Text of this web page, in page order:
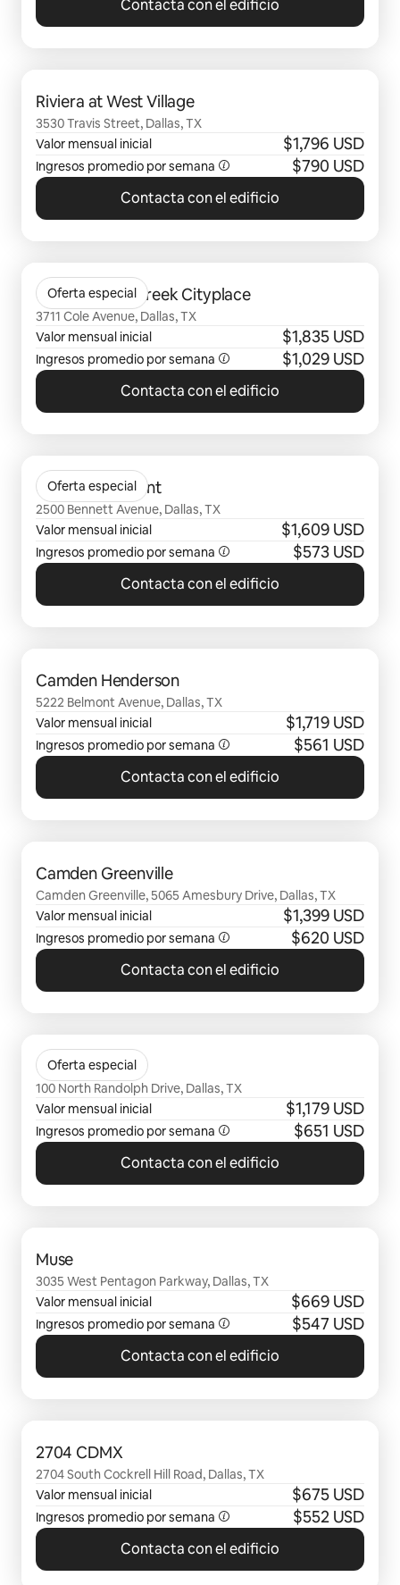
Contacta con el edificio
Riviera at West Village
3530 Travis Street, Dallas, TX
Valor mensual inicial
$1,796 USD
Ingresos promedio por semana $790 USD
Contacta con el edificio
Oferta especial
Gables Turtle Creek Cityplace
3711 Cole Avenue, Dallas, TX
Valor mensual inicial
$1,835 USD
Ingresos promedio por semana $1,029 USD
Contacta con el edificio
Oferta especial
Camden Belmont
2500 Bennett Avenue, Dallas, TX
Valor mensual inicial
$1,609 USD
Ingresos promedio por semana $573 USD
Contacta con el edificio
Camden Henderson
5222 Belmont Avenue, Dallas, TX
Valor mensual inicial
$1,719 USD
Ingresos promedio por semana $561 USD
Contacta con el edificio
Camden Greenville
Camden Greenville, 5065 Amesbury Drive, Dallas, TX
Valor mensual inicial
$1,399 USD
Ingresos promedio por semana $620 USD
Contacta con el edificio
Oferta especial
Casa De Loma
100 North Randolph Drive, Dallas, TX
Valor mensual inicial
$1,179 USD
Ingresos promedio por semana $651 USD
Contacta con el edificio
Muse
3035 West Pentagon Parkway, Dallas, TX
Valor mensual inicial
$669 USD
Ingresos promedio por semana $547 USD
Contacta con el edificio
2704 CDMX
2704 South Cockrell Hill Road, Dallas, TX
Valor mensual inicial
$675 USD
Ingresos promedio por semana $552 USD
Contacta con el edificio